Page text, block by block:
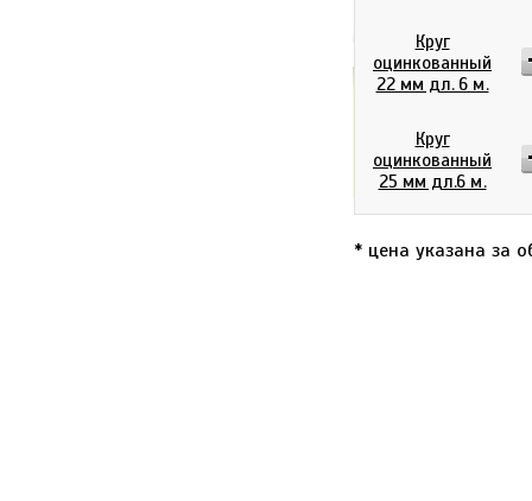
Круг
оцинкованный
22 мм дл. 6 м.
Круг
оцинкованный
25 мм дл.6 м.
Итого:
* цена указана за